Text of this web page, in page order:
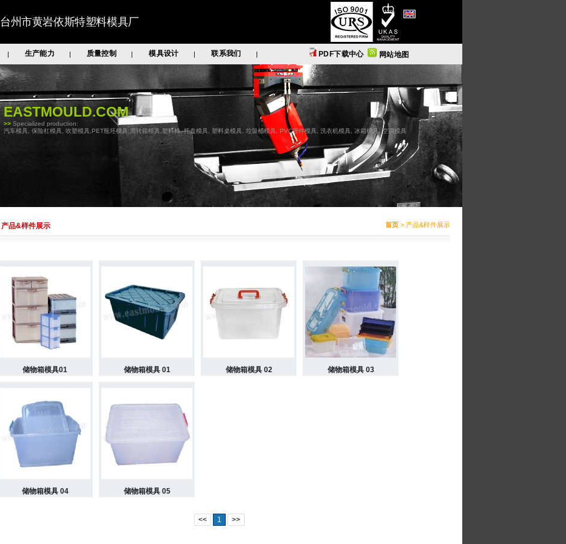
台州市黄岩依斯特塑料模具厂
| 生产能力 | 质量控制 | 模具设计 | 联系我们 | PDF下载中心 网站地图
EASTMOULD.COM
>> Specialized production:
汽车模具, 保险杠模具, 吹塑模具,PET瓶坯模具,周转箱模具,塑料椅, 托盘模具, 塑料桌模具, 垃圾桶模具, PVC管件模具, 洗衣机模具, 冰箱模具, 空调模具
产品&样件展示 首页 > 产品&样件展示
储物箱模具01 储物箱模具 01 储物箱模具 02 储物箱模具 03
储物箱模具 04 储物箱模具 05
<< 1 >>